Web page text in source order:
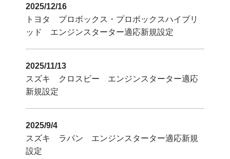
2025/12/16
トヨタ プロボックス・プロボックスハイブリ
ッド エンジンスターター適応新規設定
2025/11/13
スズキ クロスビー エンジンスターター適応
新規設定
2025/9/4
スズキ ラパン エンジンスターター適応新規
設定